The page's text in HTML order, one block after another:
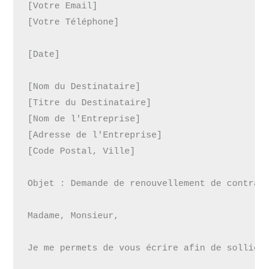
[Votre Email]
[Votre Téléphone]
[Date]
[Nom du Destinataire]
[Titre du Destinataire]
[Nom de l'Entreprise]
[Adresse de l'Entreprise]
[Code Postal, Ville]
Objet : Demande de renouvellement de contrat
Madame, Monsieur,
Je me permets de vous écrire afin de